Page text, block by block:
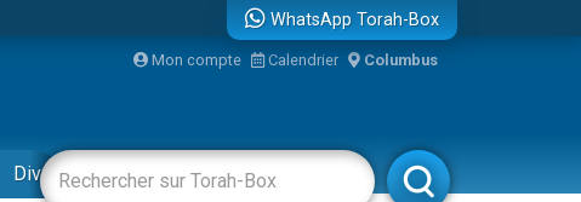
WhatsApp Torah-Box
Mon compte Calendrier Columbus
Divertissements Livres Rabbanim